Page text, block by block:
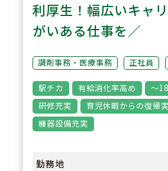
利厚生！幅広いキャ
がいある仕事を／
調剤事務・医療事務 正社員
駅チカ 有給消化率高め
～
研修充実
育児休暇からの復帰
機器設備充実
勤務地